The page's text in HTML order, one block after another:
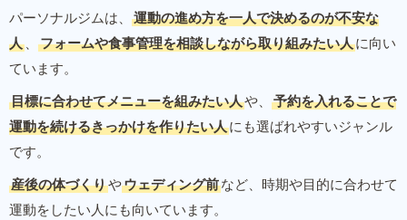
パーソナルジムは、
運動の進め方を一人で決めるのが不安な
人 、 フォームや食事管理を相談しながら取り組みたい人に向い
ています。
目標に合わせてメニューを組みたい人や、
予約を入れることで
運動を続けるきっかけを作りたい人にも選ばれやすいジャンル
です。
産後の体づくりやウェディング前など、時期や目的に合わせて
運動をしたい人にも向いています。